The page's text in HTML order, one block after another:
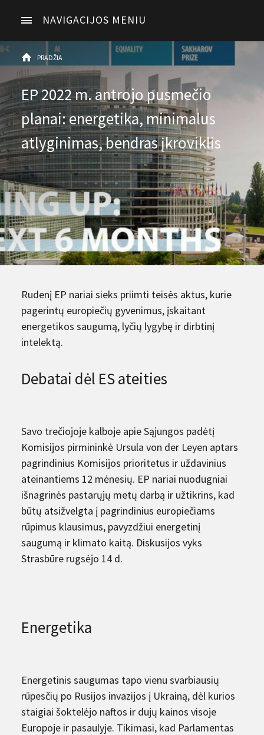
NAVIGACIJOS MENIU
PRADŽIA
EP 2022 m. antrojo pusmečio
planai: energetika, minimalus
atlyginimas, bendras įkroviklis
Rudenį EP nariai sieks priimti teisės aktus, kurie
pagerintų europiečių gyvenimus, įskaitant
energetikos saugumą, lyčių lygybę ir dirbtinį
intelektą.
Debatai dėl ES ateities
Savo trečiojoje kalboje apie Sąjungos padėtį
Komisijos pirmininkė Ursula von der Leyen aptars
pagrindinius Komisijos prioritetus ir uždavinius
ateinantiems 12 mėnesių. EP nariai nuodugniai
išnagrinės pastarųjų metų darbą ir užtikrins, kad
būtų atsižvelgta į pagrindinius europiečiams
rūpimus klausimus, pavyzdžiui energetinį
saugumą ir klimato kaitą. Diskusijos vyks
Strasbūre rugsėjo 14 d.
Energetika
Energetinis saugumas tapo vienu svarbiausių
rūpesčių po Rusijos invazijos į Ukrainą, dėl kurios
staigiai šoktelėjo naftos ir dujų kainos visoje
Europoje ir pasaulyje. Tikimasi, kad Parlamentas